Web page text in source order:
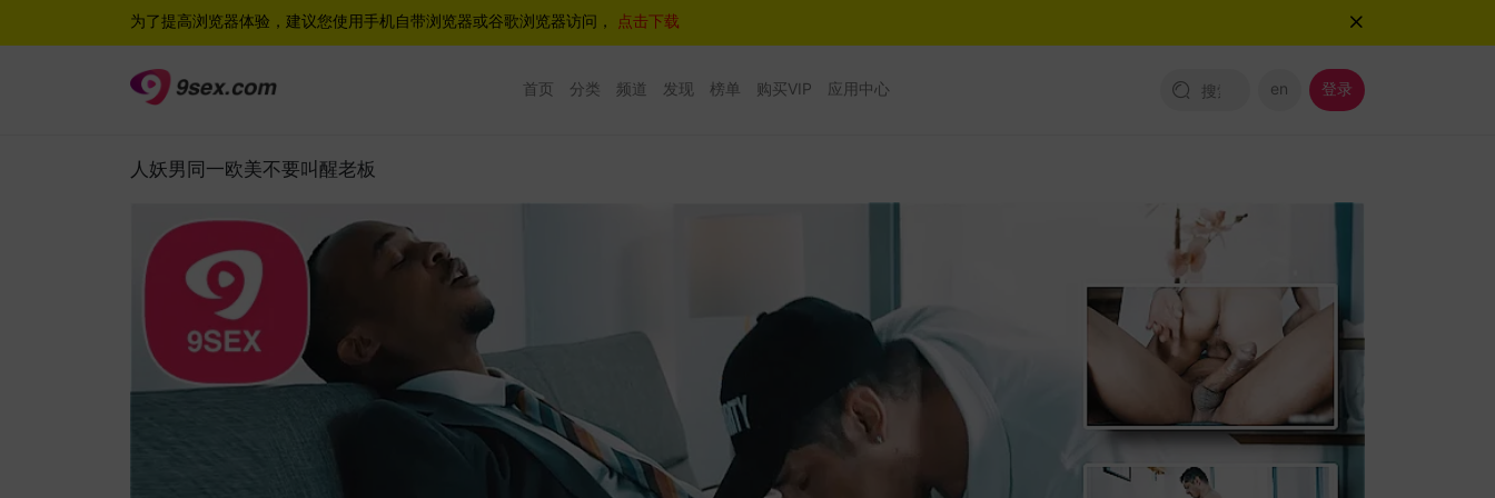
为了提高浏览器体验，建议您使用手机自带浏览器或谷歌浏览器访问， 点击下载
首页 分类 频道 发现 榜单 购买VIP 应用中心 en 登录
人妖男同一欧美不要叫醒老板